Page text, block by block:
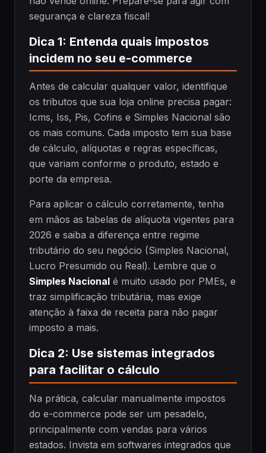
segurança e clareza fiscal!
Dica 1: Entenda quais impostos
incidem no seu e-commerce
Antes de calcular qualquer valor, identifique
os tributos que sua loja online precisa pagar:
Icms, Iss, Pis, Cofins e Simples Nacional são
os mais comuns. Cada imposto tem sua base
de cálculo, alíquotas e regras específicas,
que variam conforme o produto, estado e
porte da empresa.
Para aplicar o cálculo corretamente, tenha
em mãos as tabelas de alíquota vigentes para
2026 e saiba a diferença entre regime
tributário do seu negócio (Simples Nacional,
Lucro Presumido ou Real). Lembre que o
Simples Nacional é muito usado por PMEs, e
traz simplificação tributária, mas exige
atenção à faixa de receita para não pagar
imposto a mais.
Dica 2: Use sistemas integrados
para facilitar o cálculo
Na prática, calcular manualmente impostos
do e-commerce pode ser um pesadelo,
principalmente com vendas para vários
estados. Invista em softwares integrados que